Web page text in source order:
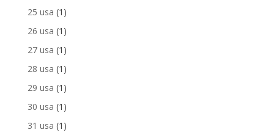
25 usa (1)
26 usa (1)
27 usa (1)
28 usa (1)
29 usa (1)
30 usa (1)
31 usa (1)